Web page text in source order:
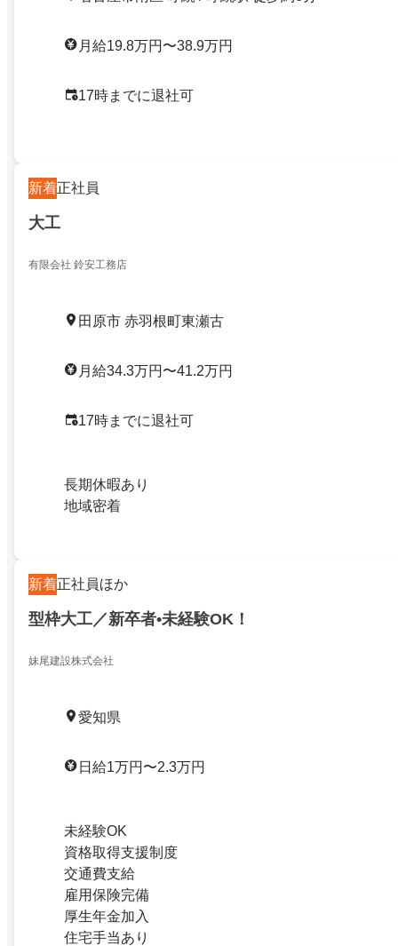
月給19.8万円〜38.9万円
17時までに退社可
新着正社員
大工
有限会社 鈴安工務店
田原市 赤羽根町東瀬古
月給34.3万円〜41.2万円
17時までに退社可
長期休暇あり
地域密着
新着正社員ほか
型枠大工／新卒者•未経験OK！
妹尾建設株式会社
愛知県
日給1万円〜2.3万円
未経験OK
資格取得支援制度
交通費支給
雇用保険完備
厚生年金加入
住宅手当あり